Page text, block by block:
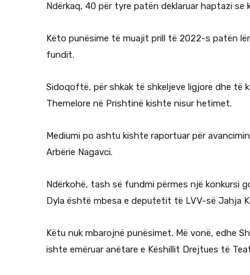
Ndërkaq, 40 për tyre patën deklaruar haptazi
Këto punësime të muajit prill të 2022-s patën
fundit.
Sidoqoftë, për shkak të shkeljeve ligjore dhe të
Themelore në Prishtinë kishte nisur hetimet.
Mediumi po ashtu kishte raportuar për
Arbërie Nagavci.
Ndërkohë, tash së fundmi përmes një konkursi
Dyla është mbesa e deputetit të LVV-së Jahja
Këtu nuk mbarojnë punësimet. Më vonë, edhe
ishte emëruar anëtare e Këshillit Drejtues të